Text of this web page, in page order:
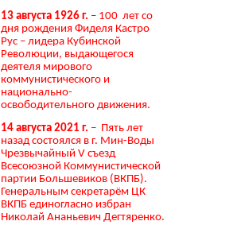
13 августа 1926 г. – 100 лет со
дня рождения Фиделя Кастро
Рус – лидера Кубинской
Революции, выдающегося
деятеля мирового
коммунистического и
национально-
освободительного движения.
14 августа 2021 г. – Пять лет
назад состоялся в г. Мин-Воды
Чрезвычайный V съезд
Всесоюзной Коммунистической
партии Большевиков (ВКПБ).
Генеральным секретарём ЦК
ВКПБ единогласно избран
Николай Ананьевич Дегтяренко.